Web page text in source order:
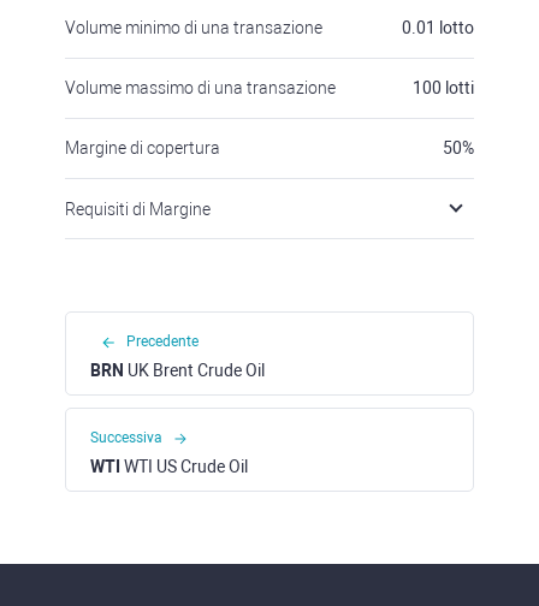
Volume minimo di una transazione 0.01 lotto
Volume massimo di una transazione 100 lotti
Margine di copertura 50%
Requisiti di Margine
Precedente
BRN UK Brent Crude Oil
Successiva
WTI WTI US Crude Oil